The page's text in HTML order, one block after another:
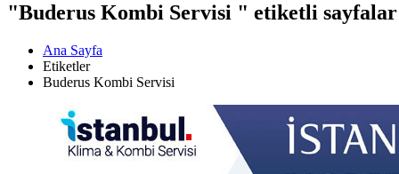
"Buderus Kombi Servisi " etiketli sayfalar
Ana Sayfa
Etiketler
Buderus Kombi Servisi